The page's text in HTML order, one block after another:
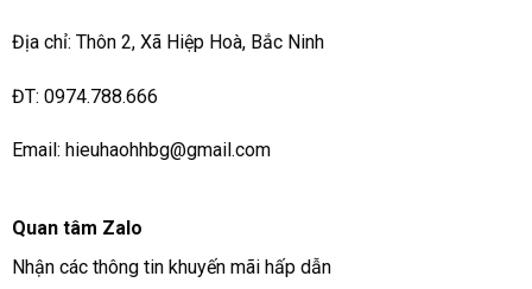
Địa chỉ: Thôn 2, Xã Hiệp Hoà, Bắc Ninh
ĐT: 0974.788.666
Email: hieuhaohhbg@gmail.com
Quan tâm Zalo
Nhận các thông tin khuyến mãi hấp dẫn